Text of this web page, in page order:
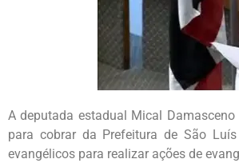
A deputada estadual Mical
para cobrar da Prefeitura de São
evangélicos para realizar ações de